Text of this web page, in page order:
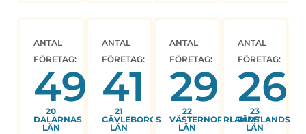
ANTAL
FÖRETAG:
49
20
DALARNAS
LÄN
ANTAL
FÖRETAG:
41
21
GÄVLEBORGS
LÄN
ANTAL
FÖRETAG:
29
22
VÄSTERNORRLANDS
LÄN
ANTAL
FÖRETAG:
26
23
JÄMTLANDS
LÄN